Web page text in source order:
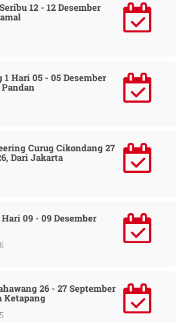
12 - 12 Desember
Hari 05 - 05 Desember
Curug Cikondang 27
Dari Jakarta
09 - 09 Desember
26 - 27 September
Ketapang